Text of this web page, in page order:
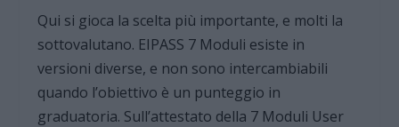
Qui si gioca la scelta più importante, e molti la
sottovalutano. EIPASS 7 Moduli esiste in
versioni diverse, e non sono intercambiabili
quando l’obiettivo è un punteggio in
graduatoria. Sull’attestato della 7 Moduli User